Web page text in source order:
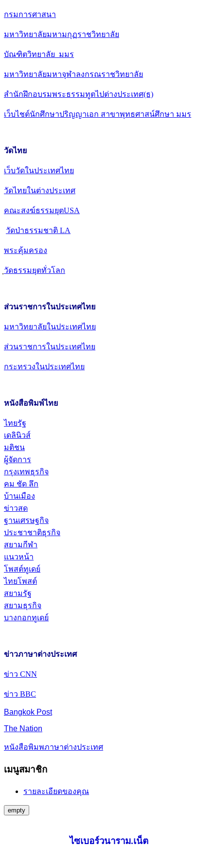
กรมการศาสนา
มหาวิทยาลัยมหามกุฏราชวิทยาลัย
บัณฑิตวิทยาลัย มมร
มหาวิทยาลัยมหาจุฬาลงกรณราชวิทยาลัย
สำนักฝึกอบรมพระธรรมทูตไปต่างประเทศ(ธ)
เว็บไชต์นักศึกษาปริญญาเอก สาขาพุทธศาสน์ศึกษา มมร
วัดไทย
เว็บวัดในประเทศไทย
วัดไทยในต่างประเทศ
คณะสงฆ์ธรรมยุตUSA
วัดป่าธรรมชาติ LA
พระคุ้มครอง
วัดธรรมยุตทั่วโลก
ส่วนราชการในประเทศไทย
มหาวิทยาลัยในประเทศไทย
ส่วนราชการในประเทศไทย
กระทรวงในประเทศไทย
หนังสือพิมพ์ไทย
ไทยรัฐ
เดลินิวส์
มติชน
ผู้จัดการ
กรุงเทพธุรกิจ
คม ชัด ลึก
บ้านเมือง
ข่าวสด
ฐานเศรษฐกิจ
ประชาชาติธุรกิจ
สยามกีฬา
แนวหน้า
โพสต์ทูเดย์
ไทยโพสต์
สยามรัฐ
สยามธุรกิจ
บางกอกทูเดย์
ข่าวภาษาต่างประเทศ
ข่าว CNN
ข่าว BBC
Bangkok Post
The Nation
หนังสือพิมพภาษาต่างประเทศ
เมนูสมาชิก
รายละเอียดของคุณ
empty
ไซเบอร์วนาราม.เน็ต